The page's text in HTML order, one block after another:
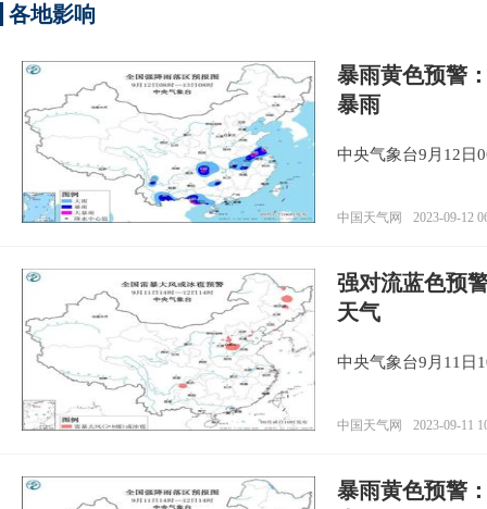
各地影响
暴雨黄色预警
暴雨
中央气象台9月12日
中国天气网 2023-09-12
强对流蓝色预
天气
中央气象台9月11日
中国天气网 2023-09-11
暴雨黄色预警